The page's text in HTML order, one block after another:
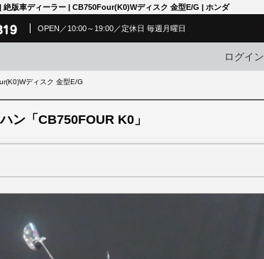
絶版車ディーラー | CB750Four(K0)Wディスク 金型E/G | ホンダ
OPEN／10:00～19:00／定休日 毎週月曜日
ログイン
ディスク 金型E/G
ン「CB750FOUR K0」